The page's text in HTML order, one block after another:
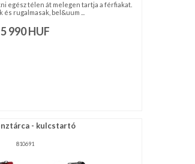
egész télen át melegen tartja a férfiakat.
rugalmasak, bel&uum ...
5 990HUF
- kulcstartó
810691